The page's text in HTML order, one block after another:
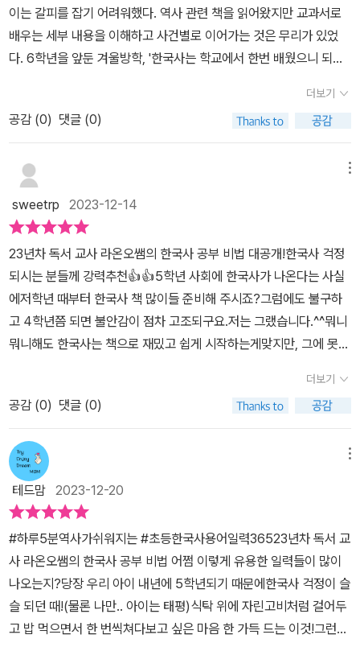
이는 갈피를 잡기 어려워했다. 역사 관련 책을 읽어왔지만 교과서로
배우는 세부 내용을 이해하고 사건별로 이어가는 것은 무리가 있었
다. 6학년을 앞둔 겨울방학, '한국사는 학교에서 한번 배웠으니 되었
고 고민하던 중 <초등 한국사 용어 일력 365>를 알게 되었다. 한국
사가 어려운 이유는, 방대한 분량에 비해 짧은 교육시간도 있겠지만
한자어도 많고, 당시에 사용했던 용어가 나오기 때문인 것 같다. 일력
은 역사를 이해하기 위한 기초 용어가 약 90개, 나머지는 시대 용어
도 상세히 되어 있다. '한 걸음 더', '탐방 정보', '활용 문장'이 아래에 있
어 내용의 이해를 돕는다. 그리고 전날의 용어 체크를 위해 '어제 퀴
즈'까지 한 페이지에 담겨 있다.꼭 알아야 할 용어를 핵심적으로 다루
고 있어 한국사를 제대로 복습할 수 있을 것 같다. 특히 국가와 수도에
관한 설명의 경우, 지도에 위치를 표시한 그림이 있어 넓은 시선으로
바라보는 눈을 기를 수 있을 것 같았다. 부록으로 들어있는 한국사 연
표 덕분에 전체적인 흐름도 알 수 있다.하루하루 한국사 용어를 차근
차근 알아가며 겨울방학부터 6학년 한 해를 보내면서, 우리나라 역사
에 대해 깊이 이해하고, 역사를 통해 후에 자신이 살아가는 시대의 통
다시 만날 한국사에 대해 탄탄한 실력을 바탕으로 자신감을 가질 수
있었으면 좋겠다.독서교육 전문가인 오현선 선생님께서 직접 아이들
을 가르치며 필요성이 느껴져서 선별한 용어들이라 학생들에게도 도
움이 많이 될 것 같다. 일력 속 용어 정리 덕분에 어휘력과 문해력까지
높아져 교과 진도도 막힘없이 진행할 수 있을 거라 생각한다.ㅡ 서사
원 출판사의 서포터즈로 일력을 제공받았습니다.#초등한국사용어일
력365 #라온오쌤 #한국사일력 #초등한국사 #초등사회 #일력
더보기
공감 (0) 댓글 (0)
sweetrp 2023-12-14
23년차 독서 교사 라온오쌤의 한국사 공부 비법 대공개!한국사 걱정
되시는 분들께 강력추천👍👍5학년 사회에 한국사가 나온다는 사실
에저학년 때부터 한국사 책 많이들 준비해 주시죠?그럼에도 불구하
고 4학년쯤 되면 불안감이 점차 고조되구요.저는 그랬습니다.^^뭐니
뭐니해도 한국사는 책으로 재밌고 쉽게 시작하는게맞지만, 그에 못지
해주면 좋은 그것! 바로 용어 정리입니다.책을 읽었지만 흐름이 아쉽
다?읽긴 읽었는데 어려운 단어가 많아서 힘들다?이럴 때 필요한 책
이, 그것도 부담없는 일력으로 만들어졌네요.우리 어린이 학습의욕
뿜뿜하게 만들어 준<초등 한국사 용어 일력 365>로초등 필수 한국
사 준비 이렇게 하세요!✔️1단계 ㅡ 용어를 소리 내어 읽고 한 줄 설명
읽기✔️2단계 ㅡ 자세한 설명 읽기✔️3단계 ㅡ '한 걸음 더', '탐방 정
보', '활용 문장'으로 지식 쌓기✔️4단계 ㅡ '어제 퀴즈'를 풀며 복습하
기4단계 어제 퀴즈 진짜 마음에 쏙 들어요!선사시대부터 대한민국에
이르기까지 시대별 주제로 정리된 한국사 용어에 역사 기초 용어까지
흩어져 있던 역사지식 모아 모아서~~* '역사책 읽은 효과' 기대해 보
아요.☆☆한국사 연표도 들어있어요☆☆출판사에서 도서를 제공받
았습니다.
더보기
공감 (0) 댓글 (0)
테드맘 2023-12-20
​#하루5분역사가쉬워지는 #초등한국사용어일력36523년차 독서 교
사 라온오쌤의 한국사 공부 비법​ 어쩜 이렇게 유용한 일력들이 많이
나오는지?당장 우리 아이 내년에 5학년되기 때문에한국사 걱정이 슬
슬 되던 때!(물론 나만.. 아이는 태평)식탁 위에 자린고비처럼 걸어두
고 밥 먹으면서 한 번씩쳐다보고 싶은 마음 한 가득 드는 이것!그런데